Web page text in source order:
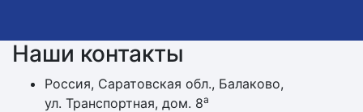
Наши контакты
Россия, Саратовская обл., Балаково,
ул. Транспортная, дом. 8а